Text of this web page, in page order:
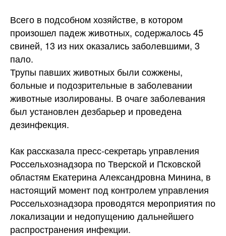
Всего в подсобном хозяйстве, в котором
произошел падеж животных, содержалось 45
свиней, 13 из них оказались заболевшими, 3
пало.
Трупы павших животных были сожжены,
больные и подозрительные в заболевании
животные изолированы. В очаге заболевания
был установлен дезбарьер и проведена
дезинфекция.
Как рассказала пресс-секретарь управления
Россельхознадзора по Тверской и Псковской
областям Екатерина Александровна Минина, в
настоящий момент под контролем управления
Россельхознадзора проводятся мероприятия по
локализации и недопущению дальнейшего
распространения инфекции.